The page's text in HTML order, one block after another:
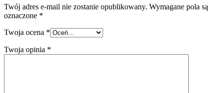
Twój adres e-mail nie zostanie opublikowany. Wymagane pola są
oznaczone *
Twoja ocena *
Twoja opinia *